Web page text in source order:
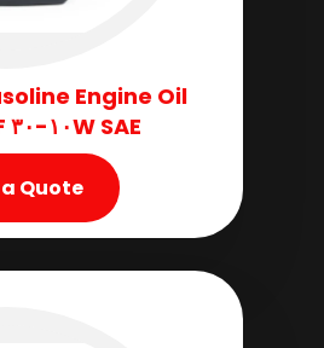
Engine Oil
SAE ١٠W-٣٠ SL/CF ١ Liter
Quote